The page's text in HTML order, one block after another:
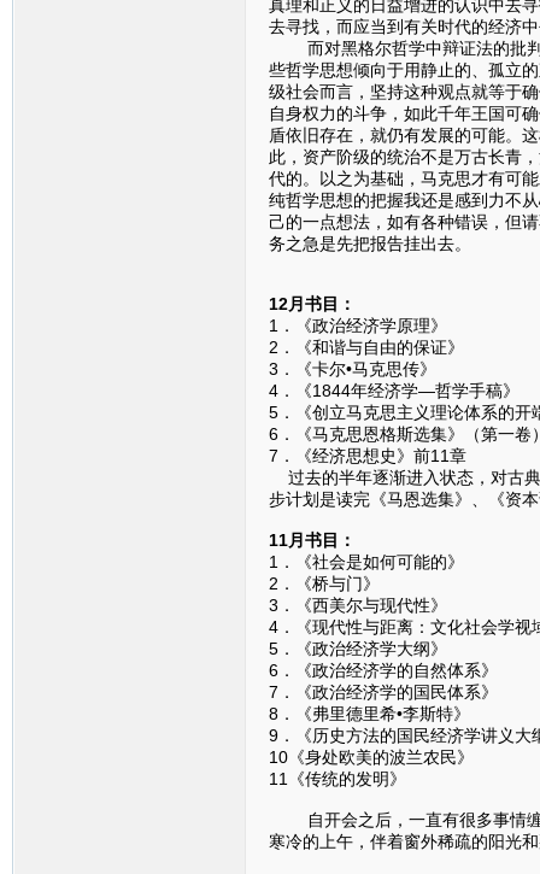
真理和正义的日益增进的认识中去
去寻找，而应当到有关时代的经济
而对黑格尔哲学中辩证法的批判
些哲学思想倾向于用静止的、孤立
级社会而言，坚持这种观点就等于
自身权力的斗争，如此千年王国可
盾依旧存在，就仍有发展的可能。
此，资产阶级的统治不是万古长青
代的。以之为基础，马克思才有可
纯哲学思想的把握我还是感到力不
己的一点想法，如有各种错误，但
务之急是先把报告挂出去。
12月书目：
1．《政治经济学原
2．《和谐与自由的保
3．《卡尔•马克思传
4．《1844年经济学—哲
5．《创立马克思主义理论
6．《马克思恩格斯选集》（
7．《经济思想史》前11
过去的半年逐渐进入状态，对古
步计划是读完《马恩选集》、《资
11月书目：
1．《社会是如何可能
2．《桥与门》
3．《西美尔与现
4．《现代性与距离：文化社会
5．《政治经济学大
6．《政治经济学的自
7．《政治经济学的国
8．《弗里德里希•李斯
9．《历史方法的国民经济
10《身处欧美的波兰农
11《传统的发明》
自开会之后，一直有很多事情缠
寒冷的上午，伴着窗外稀疏的阳光